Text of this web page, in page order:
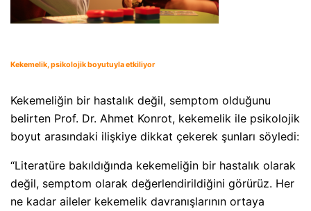
Kekemelik, psikolojik boyutuyla etkiliyor
Kekemeliğin bir hastalık değil, semptom olduğunu
belirten Prof. Dr. Ahmet Konrot, kekemelik ile psikolojik
boyut arasındaki ilişkiye dikkat çekerek şunları söyledi:
“Literatüre bakıldığında kekemeliğin bir hastalık olarak
değil, semptom olarak değerlendirildiğini görürüz. Her
ne kadar aileler kekemelik davranışlarının ortaya